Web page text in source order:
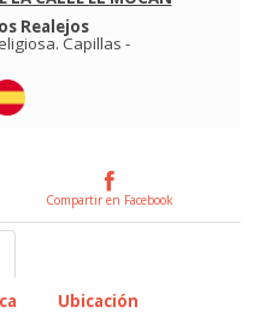
Realejos
. Capillas -
Compartir en Facebook
Ubicación